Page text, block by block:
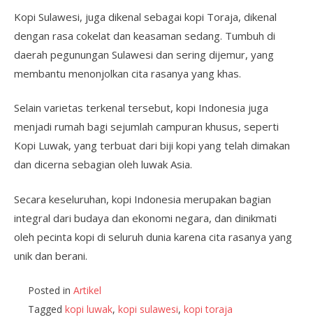
Kopi Sulawesi, juga dikenal sebagai kopi Toraja, dikenal
dengan rasa cokelat dan keasaman sedang. Tumbuh di
daerah pegunungan Sulawesi dan sering dijemur, yang
membantu menonjolkan cita rasanya yang khas.
Selain varietas terkenal tersebut, kopi Indonesia juga
menjadi rumah bagi sejumlah campuran khusus, seperti
Kopi Luwak, yang terbuat dari biji kopi yang telah dimakan
dan dicerna sebagian oleh luwak Asia.
Secara keseluruhan, kopi Indonesia merupakan bagian
integral dari budaya dan ekonomi negara, dan dinikmati
oleh pecinta kopi di seluruh dunia karena cita rasanya yang
unik dan berani.
Posted in Artikel
Tagged kopi luwak, kopi sulawesi, kopi toraja